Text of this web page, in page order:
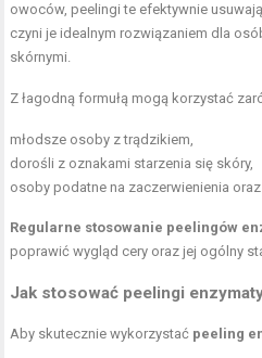
owoców, peelingi te efektywnie
czyni je idealnym rozwiązaniem dla
skórnymi.
Z łagodną formułą mogą korzystać
młodsze osoby z trądzikiem,
dorośli z oznakami starzenia się skóry,
osoby podatne na zaczerwienienia
Regularne stosowanie peelingów
poprawić wygląd cery oraz jej ogólny
Jak stosować peelingi
Aby skutecznie wykorzystać peeling